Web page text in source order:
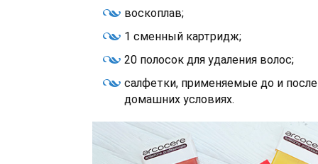
воскоплав;
1 сменный картридж;
20 полосок для удаления волос;
салфетки, применяемые до и
домашних условиях.